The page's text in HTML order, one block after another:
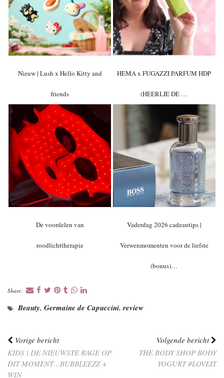
Nieuw | Lush x Hello Kitty and
friends
HEMA x FUGAZZI PARFUM HDP
(HEERLIE DE …
De voordelen van
roodlichttherapie
Vaderdag 2026 cadeautips |
Verwenmomenten voor de liefste
(bonus)…
Share:
Beauty, Germaine de Capuccini,review
Vorige bericht
KIDS | DE NIEUWSTE RAGE OP
DIT MOMENT…BUBBLEEZZ +
WIN
Volgende bericht
THE BODY SHOP BODY
YOGURT #LOVEIT